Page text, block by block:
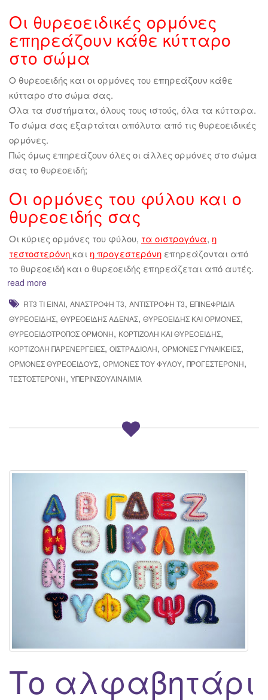
Οι θυρεοειδικές ορμόνες
επηρεάζουν κάθε κύτταρο
στο σώμα
Ο θυρεοειδής και οι ορμόνες του επηρεάζουν κάθε
κύτταρο στο σώμα σας.
Όλα τα συστήματα, όλους τους ιστούς, όλα τα κύτταρα.
Το σώμα σας εξαρτάται απόλυτα από τις θυρεοειδικές
ορμόνες.
Πώς όμως επηρεάζουν όλες οι άλλες ορμόνες στο σώμα
σας το θυρεοειδή;
Οι ορμόνες του φύλου και ο
θυρεοειδής σας
Οι κύριες ορμόνες του φύλου, τα οιστρογόνα, η
τεστοστερόνη και η προγεστερόνη επηρεάζονται από
το θυρεοειδή και ο θυρεοειδής επηρεάζεται από αυτές.
read more
RT3 ΤΙ ΕΊΝΑΙ, ΑΝΆΣΤΡΟΦΗ Τ3, ΑΝΤΊΣΤΡΟΦΗ T3, ΕΠΙΝΕΦΡΊΔΙΑ
ΘΥΡΕΟΕΙΔΉΣ, ΘΥΡΕΟΕΙΔΉΣ ΑΔΈΝΑΣ, ΘΥΡΕΟΕΙΔΉΣ ΚΑΙ ΟΡΜΌΝΕΣ,
ΘΥΡΕΟΕΙΔΟΤΡΌΠΟΣ ΟΡΜΌΝΗ, ΚΟΡΤΙΖΌΛΗ ΚΑΙ ΘΥΡΕΟΕΙΔΉΣ,
ΚΟΡΤΙΖΌΛΗ ΠΑΡΕΝΈΡΓΕΙΕΣ, ΟΙΣΤΡΑΔΙΌΛΗ, ΟΡΜΟΝΕΣ ΓΥΝΑΙΚΕΊΕΣ,
ΟΡΜΌΝΕΣ ΘΥΡΕΟΕΙΔΟΎΣ, ΟΡΜΌΝΕΣ ΤΟΥ ΦΎΛΟΥ, ΠΡΟΓΕΣΤΕΡΌΝΗ,
ΤΕΣΤΟΣΤΕΡΌΝΗ, ΥΠΕΡΙΝΣΟΥΛΙΝΑΙΜΊΑ
Το αλφαβητάρι